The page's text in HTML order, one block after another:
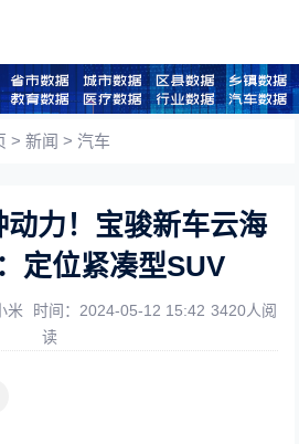
>新闻 >汽车
力！宝骏新车云海
定位紧凑型SUV
米 时间：2024-05-12 15:42 3420人阅
读